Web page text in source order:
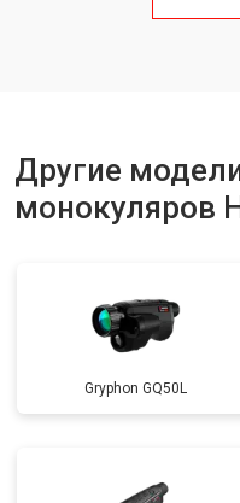
Другие
монокуляров
Gryphon GQ50L